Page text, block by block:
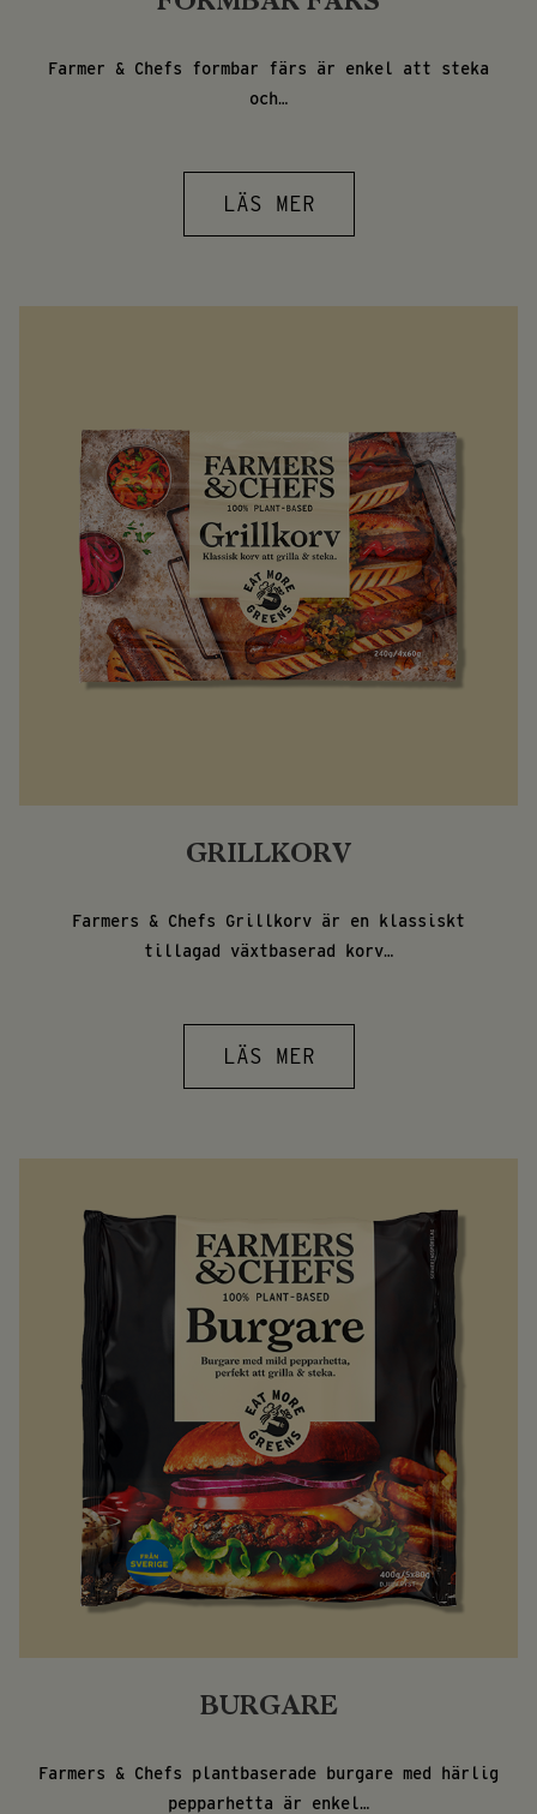
Farmer & Chefs formbar färs är enkel att steka
och…
LÄS MER
GRILLKORV
Farmers & Chefs Grillkorv är en klassiskt
tillagad växtbaserad korv…
LÄS MER
BURGARE
Farmers & Chefs plantbaserade burgare med härlig
pepparhetta är enkel…